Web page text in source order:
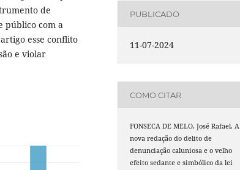
de
público com a
esse conflito
e violar
PUBLICADO
11-07-2024
COMO CITAR
FONSECA DE MELO, José Rafael. A
nova redação do delito de
denunciação caluniosa e o velho
efeito sedante e simbólico da lei